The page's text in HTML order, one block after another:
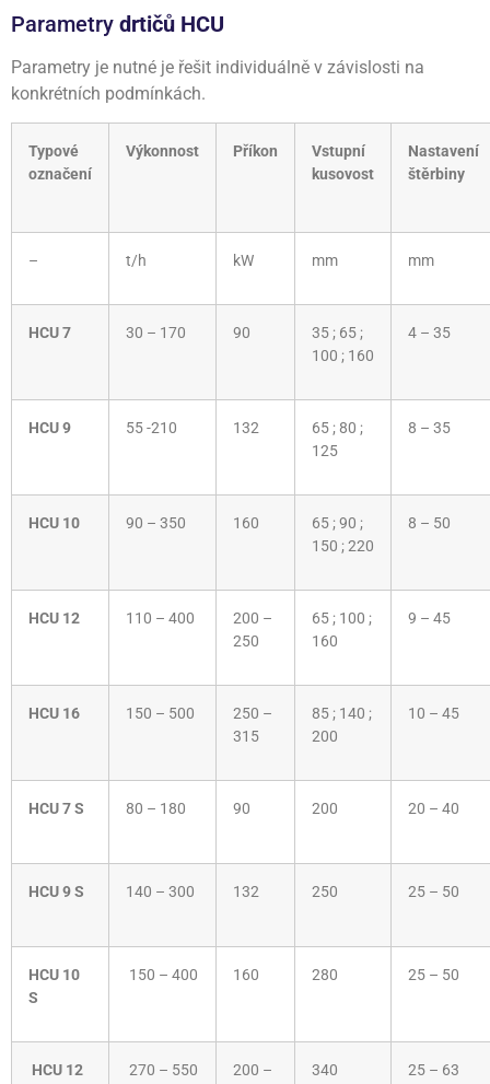
Parametry drtičů HCU
Parametry je nutné je řešit individuálně v závislosti na
konkrétních podmínkách.
Typové
označení
Výkonnost Příkon
Vstupní
kusovost
Nastavení
štěrbiny
– t/h kW mm mm
HCU 7 30 – 170 90
35 ; 65 ;
100 ; 160
4 – 35
HCU 9 55 -210 132
65 ; 80 ;
125
8 – 35
HCU 10 90 – 350 160
65 ; 90 ;
150 ; 220
8 – 50
HCU 12 110 – 400
200 –
250
65 ; 100 ;
160
9 – 45
HCU 16 150 – 500
250 –
315
85 ; 140 ;
200
10 – 45
HCU 7 S 80 – 180 90 200 20 – 40
HCU 9 S 140 – 300 132 250 25 – 50
HCU 10
S
150 – 400 160 280 25 – 50
HCU 12
270 – 550
200 –
340 25 – 63